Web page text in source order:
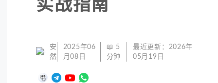
实战指南
安
然
2025年06
月08日
📖 5
分钟
最近更新： 2026年
05月19日